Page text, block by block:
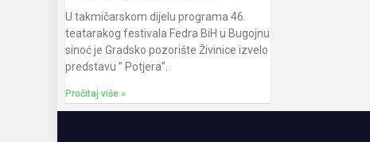
U takmičarskom dijelu programa 46.
teatarakog festivala Fedra BiH u Bugojnu
sinoć je Gradsko pozorište Živinice izvelo
predstavu ” Potjera”.
Pročitaj više »